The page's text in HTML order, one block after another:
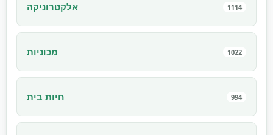
אלקטרוניקה 1114
מכוניות 1022
חיות בית 994